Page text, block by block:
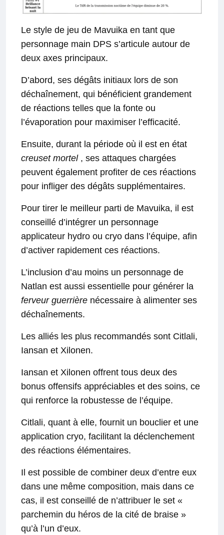
Le style de jeu de Mavuika en tant que
personnage main DPS s’articule autour de
deux axes principaux.
D’abord, ses dégâts initiaux lors de son
déchaînement, qui bénéficient grandement
de réactions telles que la fonte ou
l’évaporation pour maximiser l’efficacité.
Ensuite, durant la période où il est en état
creuset mortel, ses attaques chargées
peuvent également profiter de ces réactions
pour infliger des dégâts supplémentaires.
Pour tirer le meilleur parti de Mavuika, il est
conseillé d’intégrer un personnage
applicateur hydro ou cryo dans l’équipe, afin
d’activer rapidement ces réactions.
L’inclusion d’au moins un personnage de
Natlan est aussi essentielle pour générer la
ferveur guerrière nécessaire à alimenter ses
déchaînements.
Les alliés les plus recommandés sont Citlali,
Iansan et Xilonen.
Iansan et Xilonen offrent tous deux des
bonus offensifs appréciables et des soins, ce
qui renforce la robustesse de l’équipe.
Citlali, quant à elle, fournit un bouclier et une
application cryo, facilitant la déclenchement
des réactions élémentaires.
Il est possible de combiner deux d’entre eux
dans une même composition, mais dans ce
cas, il est conseillé de n’attribuer le set «
parchemin du héros de la cité de braise »
qu’à l’un d’eux.